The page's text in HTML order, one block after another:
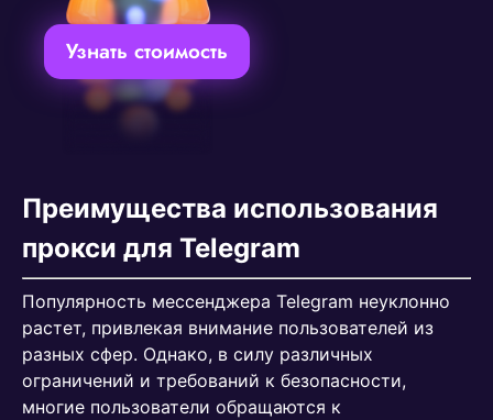
Узнать стоимость
Преимущества использования
прокси для Telegram
Популярность мессенджера Telegram неуклонно
растет, привлекая внимание пользователей из
разных сфер. Однако, в силу различных
ограничений и требований к безопасности,
многие пользователи обращаются к